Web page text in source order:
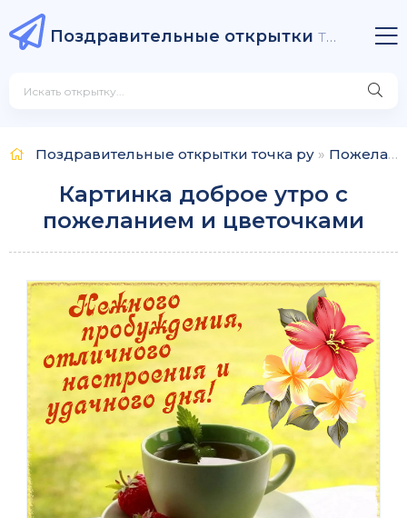
Поздравительные открытки точка ру
Поздравительные открытки точка ру » Пожелания
Картинка доброе утро с
пожеланием и цветочками